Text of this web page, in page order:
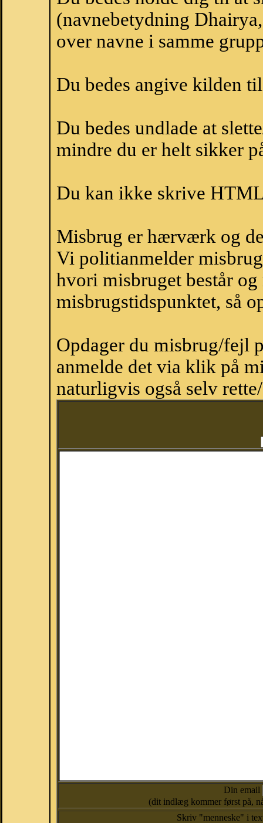
(navnebetydning
over navne i samme
Du bedes angive kilden
Du bedes undlade at
mindre du er helt sikker
Du kan ikke skrive
Misbrug er hærværk og
Vi politianmelder
hvori misbruget består
misbrugstidspunktet, så
Opdager du misbrug/fejl
anmelde det via klik på
naturligvis også selv
Din email
(dit indlæg kommer først på,
Skriv "menneske" i